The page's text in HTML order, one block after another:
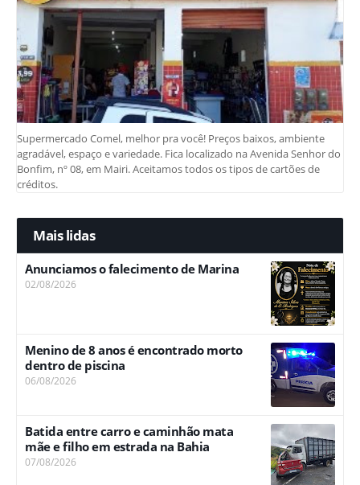
Supermercado Comel, melhor pra você! Preços baixos, ambiente
agradável, espaço e variedade. Fica localizado na Avenida Senhor do
Bonfim, nº 08, em Mairi. Aceitamos todos os tipos de cartões de
créditos.
Mais lidas
Anunciamos o falecimento de Marina
02/08/2026
Menino de 8 anos é encontrado morto
dentro de piscina
06/08/2026
Batida entre carro e caminhão mata
mãe e filho em estrada na Bahia
07/08/2026